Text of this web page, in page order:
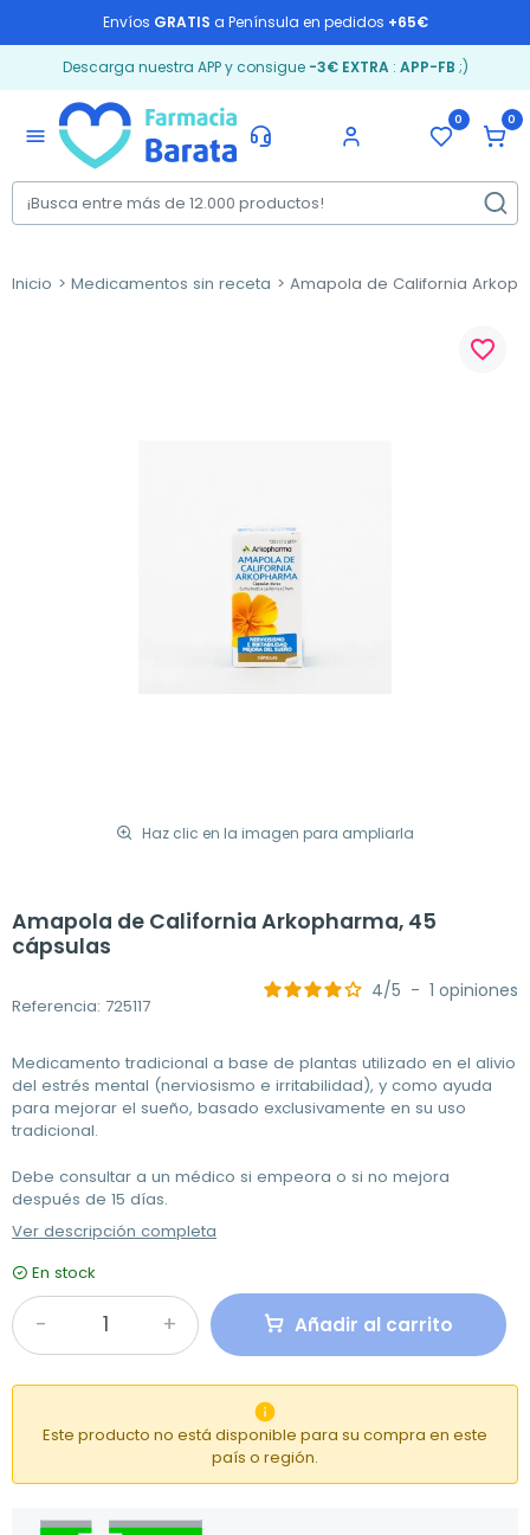
Envíos GRATIS a Península en pedidos +65€
Descarga nuestra APP y consigue -3€ EXTRA: APP-FB ;)
menu
0 0
Inicio Medicamentos sin receta Amapola de California
Haz clic en la imagen para ampliarla
favorite_border
Amapola de California Arkopharma, 45
cápsulas
Referencia: 725117
4/5 - 1 opiniones
Medicamento tradicional a base de plantas utilizado en el alivio
del estrés mental (nerviosismo e irritabilidad), y como ayuda
para mejorar el sueño, basado exclusivamente en su uso
tradicional.
Debe consultar a un médico si empeora o si no mejora
después de 15 días.
Ver descripción completa
En stock
Añadir al carrito

Este producto no está disponible para su compra en este
país o región.